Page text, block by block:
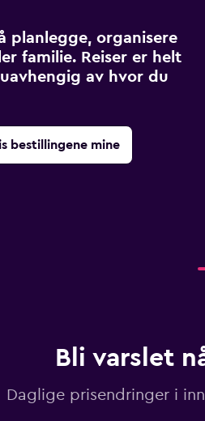
planlegge, organisere
familie. Reiser er helt
av hvor du
bestillingene mine
Bli varslet
Daglige prisendringer i